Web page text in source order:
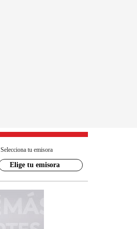
Selecciona tu emisora
Elige tu emisora